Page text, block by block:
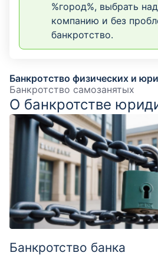
%город%, выбрать
компанию и без
банкротство.
Банкротство физических и
Банкротство самозанятых
О банкротстве
Банкротство банка